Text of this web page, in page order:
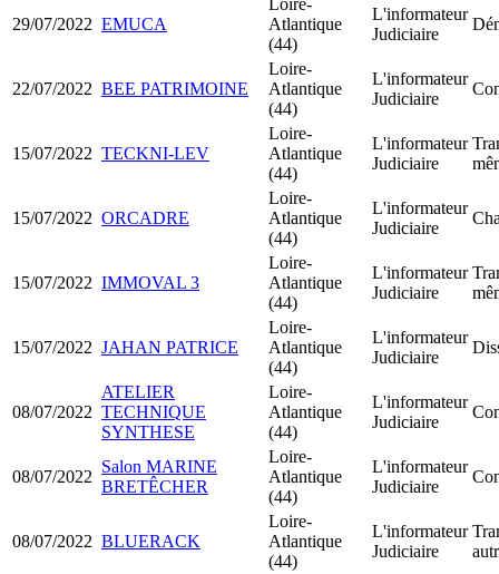
29/07/2022 EMUCA
Loire-
Atlantique
(44)
L'informateur
Judiciaire
22/07/2022 BEE PATRIMOINE
Loire-
Atlantique
(44)
L'informateur
Judiciaire
15/07/2022 TECKNI-LEV
Loire-
Atlantique
(44)
L'informateur
Judiciaire
15/07/2022 ORCADRE
Loire-
Atlantique
(44)
L'informateur
Judiciaire
15/07/2022 IMMOVAL 3
Loire-
Atlantique
(44)
L'informateur
Judiciaire
15/07/2022 JAHAN PATRICE
Loire-
Atlantique
(44)
L'informateur
Judiciaire
08/07/2022
ATELIER
TECHNIQUE
SYNTHESE
Loire-
Atlantique
(44)
L'informateur
Judiciaire
08/07/2022
Salon MARINE
BRETÊCHER
Loire-
Atlantique
(44)
L'informateur
Judiciaire
08/07/2022 BLUERACK
Loire-
Atlantique
(44)
L'informateur
Judiciaire